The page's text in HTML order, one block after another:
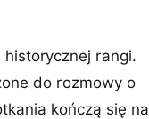
historycznej rangi.
do rozmowy o
kończą się na